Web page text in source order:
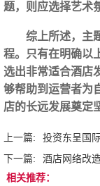
题，则应选择艺术
综上所述，主
程。只有在明确以
选出非常适合酒店
够帮助到运营者为
店的长远发展奠定
上一篇:
投资东呈国
下一篇:
酒店网络改
相关推荐：